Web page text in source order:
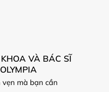
VÀ BÁC SĨ
mà bạn cần